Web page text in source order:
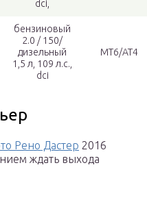
dci,
бензиновый
2.0 / 150/
дизельный
1,5 л, 109 л.с.,
dci
МТ6/АТ4
Рено Дастер 2016
ждать выхода